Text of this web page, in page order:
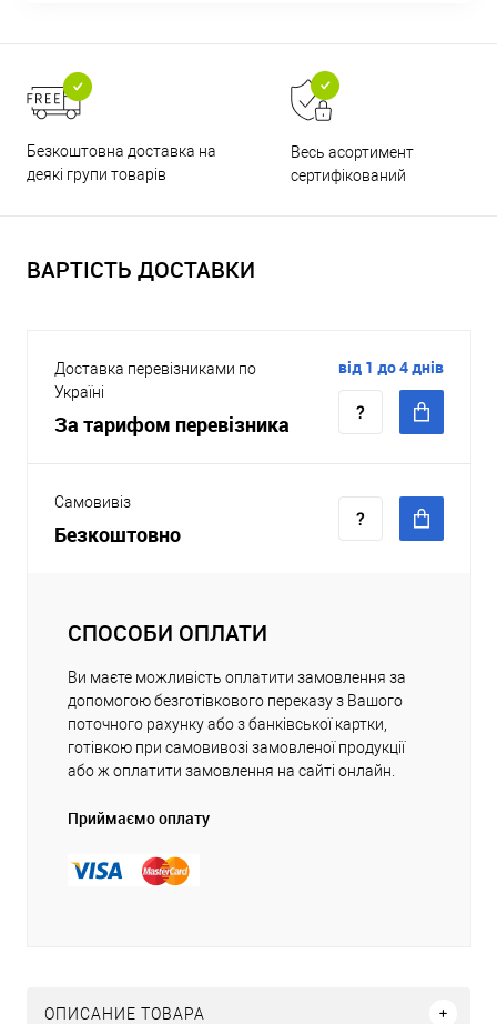
Безкоштовна доставка на
деякі групи товарів
Весь асортимент
сертифікований
ВАРТІСТЬ ДОСТАВКИ
Доставка перевізниками по
Україні
За тарифом перевізника
від 1 до 4 днів
Самовивіз
Безкоштовно
СПОСОБИ ОПЛАТИ
Ви маєте можливість оплатити замовлення за
допомогою безготівкового переказу з Вашого
поточного рахунку або з банківської картки,
готівкою при самовивозі замовленої продукції
або ж оплатити замовлення на сайті онлайн.
Приймаємо оплату
ОПИСАНИЕ ТОВАРА